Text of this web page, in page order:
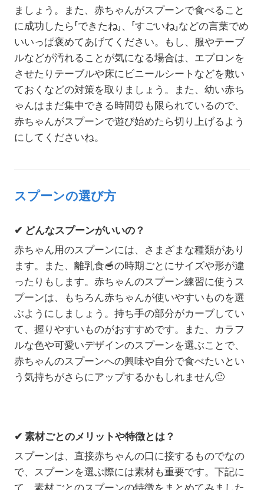
ましょう。また、赤ちゃんがスプーンで食べること
に成功したら「できたね」、「すごいね」などの言葉でめ
いいっぱ褒めてあげてください。もし、服やテーブ
ルなどが汚れることが気になる場合は、エプロンを
させたりテーブルや床にビニールシートなどを敷い
ておくなどの対策を取りましょう。また、幼い赤ち
ゃんはまだ集中できる時間 ⏰ も限られているので、
赤ちゃんがスプーンで遊び始めたら切り上げるよう
にしてくださいね。
スプーンの選び方
✔ どんなスプーンがいいの？
赤ちゃん用のスプーンには、さまざまな種類があり
ます。また、離乳食🥣の時期ごとにサイズや形が違
ったりもします。赤ちゃんのスプーン練習に使うス
プーンは、もちろん赤ちゃんが使いやすいものを選
ぶようにしましょう。持ち手の部分がカーブしてい
て、握りやすいものがおすすめです。また、カラフ
ルな色や可愛いデザインのスプーンを選ぶことで、
赤ちゃんのスプーンへの興味や自分で食べたいとい
う気持ちがさらにアップするかもしれません🙂
✔ 素材ごとのメリットや特徴とは？
スプーンは、直接赤ちゃんの口に接するものでなの
で、スプーンを選ぶ際には素材も重要です。下記に
て、素材ごとのスプーンの特徴をまとめてみました